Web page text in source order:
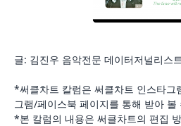
글: 김진우 음악전문 데이터저널리스트
*써클차트 칼럼은 써클차트 인스타그
그램/페이스북 페이지를 통해 받아 볼
*본 칼럼의 내용은 써클차트의 편집